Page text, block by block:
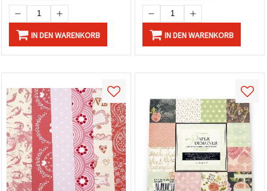
IN DEN WARENKORB IN DEN WARENKORB